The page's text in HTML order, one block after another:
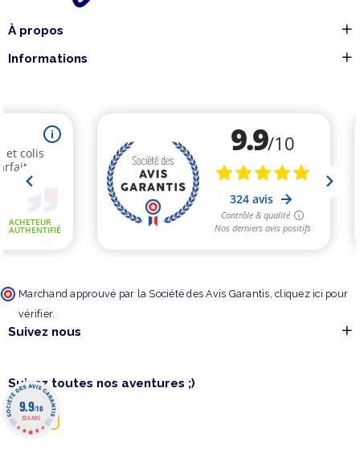
À propos
Informations
Marchand approuvé par la Société des Avis Garantis, cliquez ici pour
vérifier.
Suivez nous
Suivez toutes nos aventures ;)
9.9/10
324 AVIS